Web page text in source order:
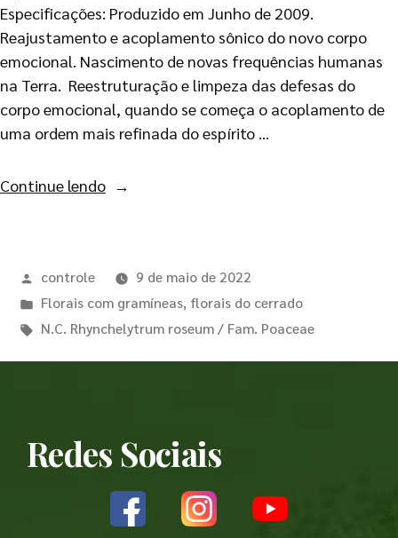
Especificações: Produzido em Junho de 2009.
Reajustamento e acoplamento sônico do novo corpo
emocional. Nascimento de novas frequências humanas
na Terra. Reestruturação e limpeza das defesas do
corpo emocional, quando se começa o acoplamento de
uma ordem mais refinada do espírito …
Continue lendo
controle
9 de maio de 2022
Florais com gramíneas, florais do cerrado
N.C. Rhynchelytrum roseum / Fam. Poaceae
Redes Sociais